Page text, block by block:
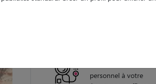
personnel à votre